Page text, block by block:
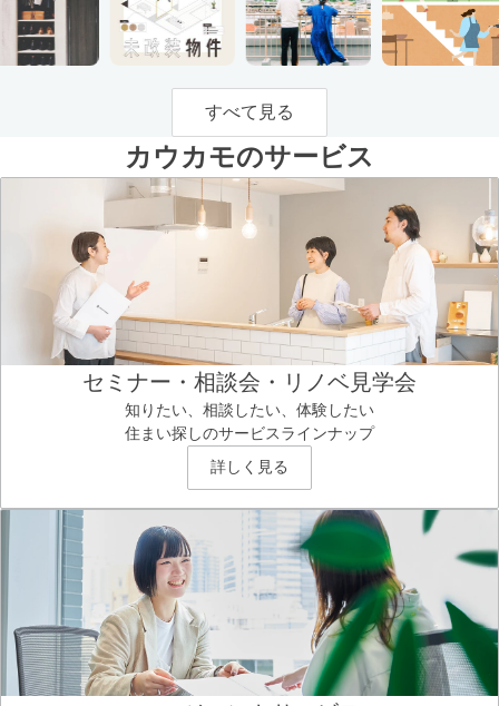
すべて見る
カウカモのサービス
セミナー・相談会・リノベ見学会
知りたい、相談したい、体験したい
住まい探しのサービスラインナップ
詳しく見る